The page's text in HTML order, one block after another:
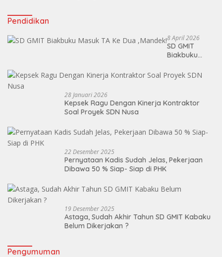
Pendidikan
8 April 2026
SD GMIT
Biakbuku
Dua ,Mandek!
28 Januari 2026
Kepsek Ragu Dengan Kinerja Kontraktor
Soal Proyek SDN Nusa
22 Desember 2025
Pernyataan Kadis Sudah Jelas, Pekerjaan
Dibawa 50 % Siap- Siap di PHK
19 Desember 2025
Astaga, Sudah Akhir Tahun SD GMIT Kabaku
Belum Dikerjakan ?
Pengumuman